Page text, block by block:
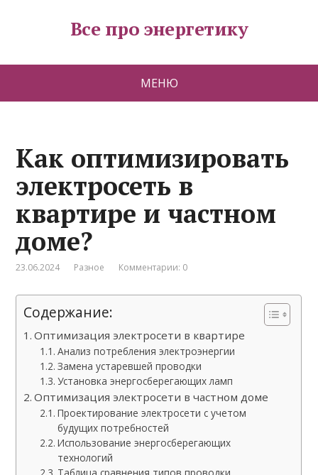
Все про энергетику
МЕНЮ
Как оптимизировать
электросеть в
квартире и частном
доме?
23.06.2024 Разное Комментарии: 0
Содержание:
Оптимизация электросети в квартире
Анализ потребления электроэнергии
Замена устаревшей проводки
Установка энергосберегающих ламп
Оптимизация электросети в частном доме
Проектирование электросети с учетом
будущих потребностей
Использование энергосберегающих
технологий